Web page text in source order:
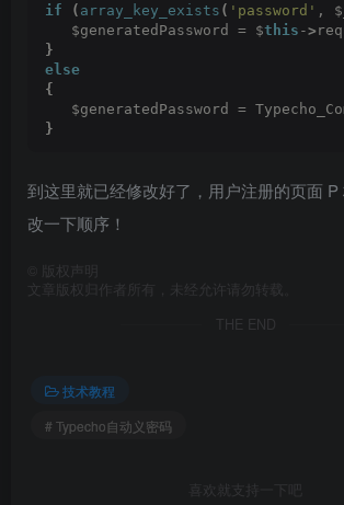
if
( array_key_exists ( 'password' ,
   $generatedPassword = $
this ->
}
else
{
$generatedPassword =
}
到这里就已经修改好了，用户注册的页面
改一下顺序！
版权声明
文章版权归作者所有，未经允许请勿转载。
THE END
技术教程
# Typecho自动义密码
喜欢就支持一下吧